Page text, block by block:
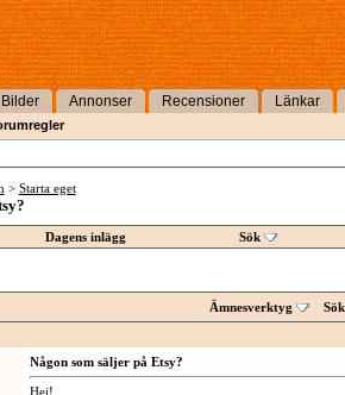
Bilder Annonser Recensioner Länkar
> Starta eget
Dagens inlägg Sök
Ämnesverktyg
Någon som säljer på Etsy?
Hej!